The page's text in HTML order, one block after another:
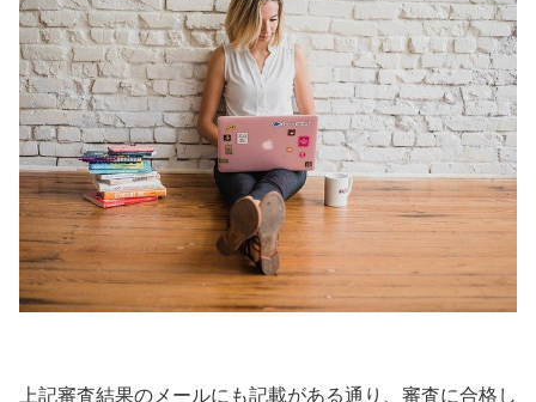
上記審査結果のメールにも記載がある通り、 審査に合格し